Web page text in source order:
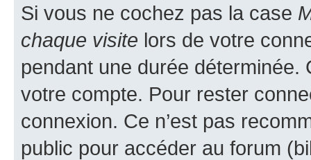
Si vous ne cochez pas la case
chaque visite lors de votre
pendant une durée déterminée.
votre compte. Pour rester
connexion. Ce n’est pas
public pour accéder au forum